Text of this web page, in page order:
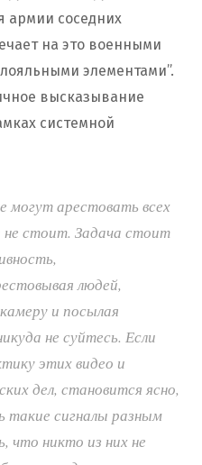
армии соседних
на это военными
элементами”.
высказывание
системной
могут арестовать всех
не стоит. Задача стоит
людей,
и посылая
не суйтесь. Если
этих видео и
дел, становится ясно,
сигналы разным
что никто из них не